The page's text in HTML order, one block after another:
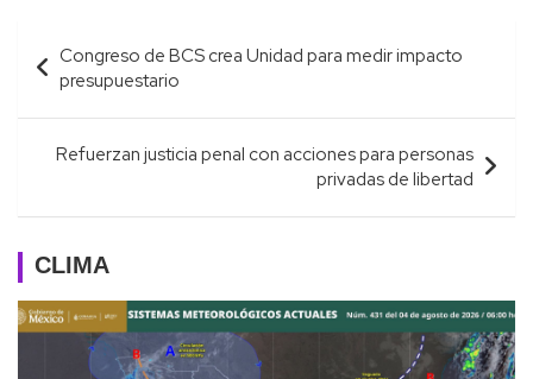
Navegación
de
entradas
Congreso de BCS crea Unidad para medir impacto
presupuestario
Refuerzan justicia penal con acciones para personas
privadas de libertad
CLIMA